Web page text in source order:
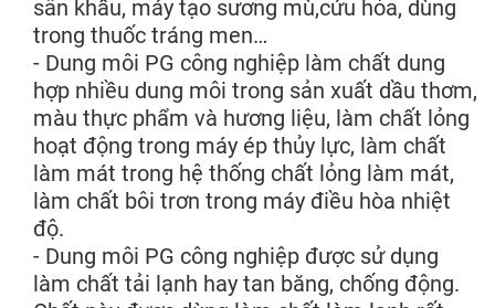
sân khấu, máy tạo sương mù,cứu hỏa, dùng
trong thuốc tráng men…
- Dung môi PG công nghiệp làm chất dung
hợp nhiều dung môi trong sản xuất dầu thơm,
màu thực phẩm và hương liệu, làm chất lỏng
hoạt động trong máy ép thủy lực, làm chất
làm mát trong hệ thống chất lỏng làm mát,
làm chất bôi trơn trong máy điều hòa nhiệt
độ.
- Dung môi PG công nghiệp được sử dụng
làm chất tải lạnh hay tan băng, chống động.